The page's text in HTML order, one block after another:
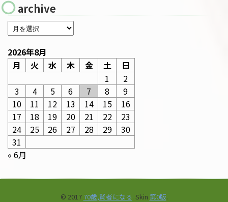
archive
2026年8月
月
火 水 木 金 土
日
1
2
3
4 5 6 7 8
9
10
11 12 13 14 15
16
17
18 19 20 21 22
23
24
25 26 27 28 29
30
31
« 6月
© 2017 70歳,賢者になる. Skin 第0版.